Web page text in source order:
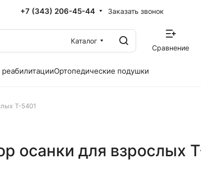
+7 (343) 206-45-44 Заказать звонок
Каталог
Сравнение
Ортопедические подушки
Т-5401
осанки для взрослых